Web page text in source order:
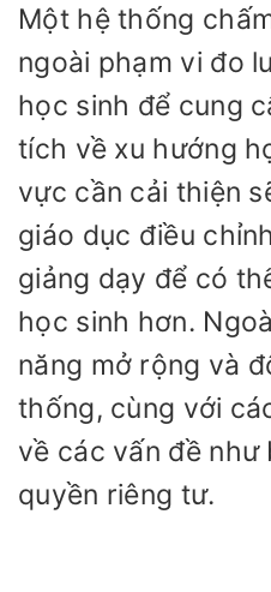
Một hệ thống
ngoài phạm vi đo
học sinh để cung
tích về xu hướng
vực cần cải thiện
giáo dục điều
giảng dạy để có
học sinh hơn.
năng mở rộng và
thống, cùng với
về các vấn đề như
quyền riêng tư.